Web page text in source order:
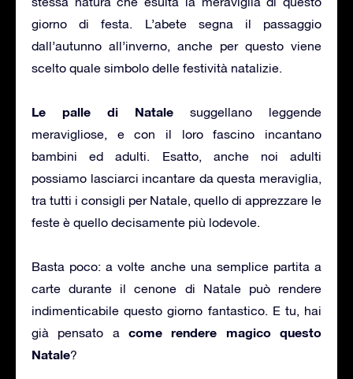
giorno di festa. L’abete segna il passaggio
dall’autunno all’inverno, anche per questo viene
scelto quale simbolo delle festività natalizie.
Le palle di Natale suggellano leggende
meravigliose, e con il loro fascino incantano
bambini ed adulti. Esatto, anche noi adulti
possiamo lasciarci incantare da questa meraviglia,
tra tutti i consigli per Natale, quello di apprezzare le
feste è quello decisamente più lodevole.
Basta poco: a volte anche una semplice partita a
carte durante il cenone di Natale può rendere
indimenticabile questo giorno fantastico. E tu, hai
già pensato a come rendere magico questo
Natale?